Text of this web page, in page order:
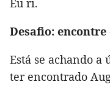
Desafio: encontre
Está se achando
ter encontrado